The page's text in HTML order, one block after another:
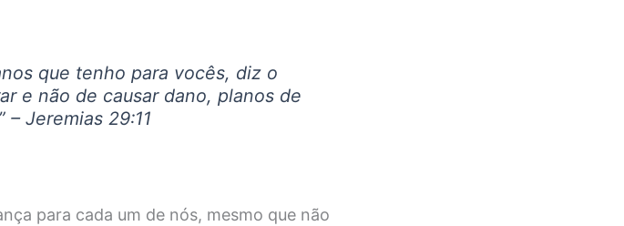
que tenho para vocês, diz o
e não de causar dano, planos de
– Jeremias 29:11
para cada um de nós, mesmo que não